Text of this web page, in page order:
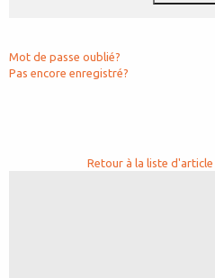
Mot de passe oublié?
Pas encore enregistré?
Retour à la liste d'article